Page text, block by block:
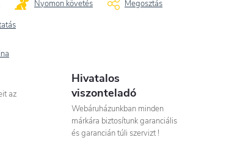
Nyomon követés Megosztás
az
Hivatalos
viszonteladó
Webáruházunkban minden
márkára biztosítunk garanciális
és garancián túli szervizt !